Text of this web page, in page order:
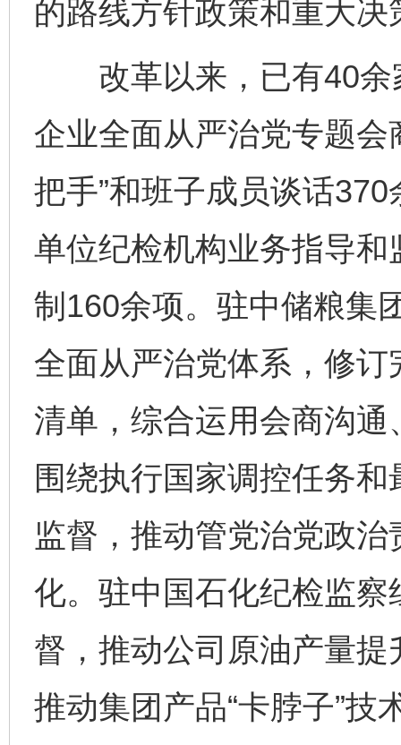
的路线方针政策和重大
改革以来，已有40余
企业全面从严治党专题会
把手”和班子成员谈话
单位纪检机构业务指导
制160余项。驻中储粮集
全面从严治党体系，修
清单，综合运用会商沟
围绕执行国家调控任务
监督，推动管党治党政
化。驻中国石化纪检监
督，推动公司原油产量
推动集团产品“卡脖子”技
完善运行机制助力责任有效落实 一纸欠